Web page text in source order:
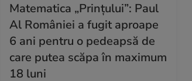
Matematica „Prințului”: Paul
Al României a fugit aproape
6 ani pentru o pedeapsă de
care putea scăpa în maximum
18 luni